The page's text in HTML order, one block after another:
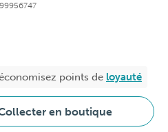
points de loyauté
en boutique